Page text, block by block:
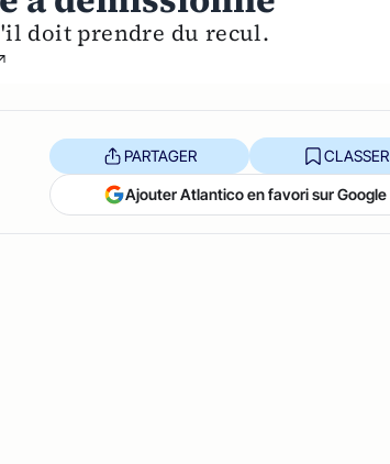
doit prendre du recul.
PARTAGER CLASSER
Ajouter Atlantico en favori sur Google